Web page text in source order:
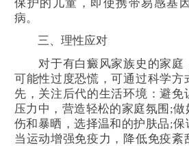
保护的儿童，即使携带易感基
病。
三、理性应对
对于有白癜风家族史的家庭
可能性过度恐慌，可通过科学方
先，关注后代的生活环境：避免
压力中，营造轻松的家庭氛围;
伤和暴晒，选择温和的护肤品;
当运动增强免疫力，降低免疫紊